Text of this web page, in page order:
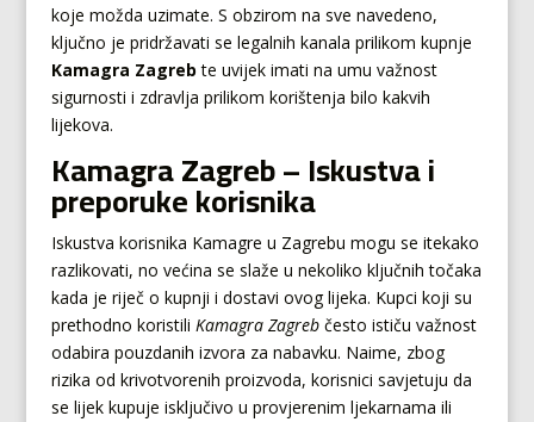
koje možda uzimate. S obzirom na sve navedeno,
ključno je pridržavati se legalnih kanala prilikom kupnje
Kamagra Zagreb te uvijek imati na umu važnost
sigurnosti i zdravlja prilikom korištenja bilo kakvih
lijekova.
Kamagra Zagreb – Iskustva i
preporuke korisnika
Iskustva korisnika Kamagre u Zagrebu mogu se itekako
razlikovati, no većina se slaže u nekoliko ključnih točaka
kada je riječ o kupnji i dostavi ovog lijeka. Kupci koji su
prethodno koristili Kamagra Zagrebčesto ističu važnost
odabira pouzdanih izvora za nabavku. Naime, zbog
rizika od krivotvorenih proizvoda, korisnici savjetuju da
se lijek kupuje isključivo u provjerenim ljekarnama ili